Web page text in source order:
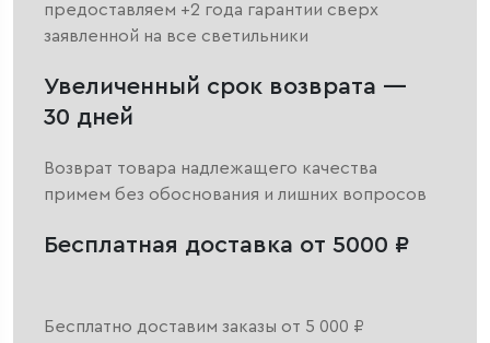
предоставляем +2 года гарантии сверх
заявленной на все светильники
Увеличенный срок возврата —
30 дней
Возврат товара надлежащего качества
примем без обоснования и лишних вопросов
Бесплатная доставка от 5000 ₽
Бесплатно доставим заказы от 5 000 ₽